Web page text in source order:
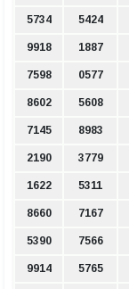
5734 5424
9918 1887
7598 0577
8602 5608
7145 8983
2190 3779
1622 5311
8660 7167
5390 7566
9914 5765